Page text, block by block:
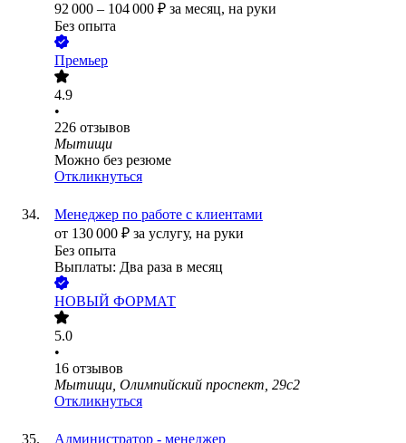
92 000 – 104 000 ₽ за месяц, на руки
Без опыта
Премьер
4.9
•
226 отзывов
Мытищи
Можно без резюме
Откликнуться
Менеджер по работе с клиентами
от 130 000 ₽ за услугу, на руки
Без опыта
Выплаты: Два раза в месяц
НОВЫЙ ФОРМАТ
5.0
•
16 отзывов
Мытищи, Олимпийский проспект, 29с2
Откликнуться
Администратор - менеджер